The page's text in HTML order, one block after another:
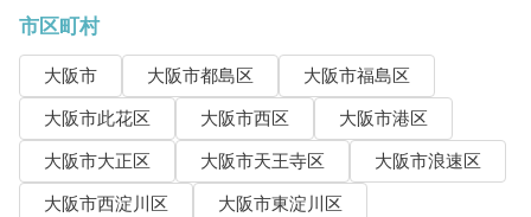
市区町村
大阪市 大阪市都島区
大阪市福島区
大阪市此花区
大阪市西区
大阪市港区
大阪市大正区
大阪市天王寺区
大阪市浪速区
大阪市西淀川区
大阪市東淀川区